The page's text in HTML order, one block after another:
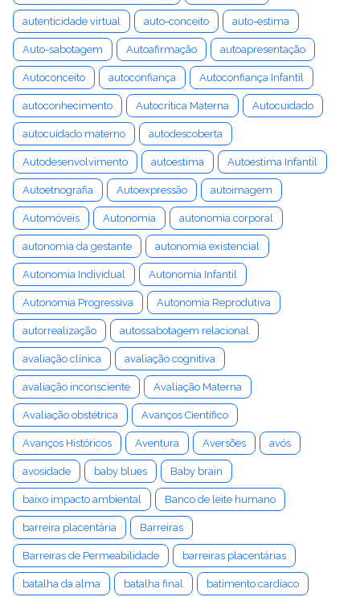
autenticidade virtual auto-conceito auto-estima
Auto-sabotagem Autoafirmação autoapresentação
Autoconceito autoconfiança Autoconfiança Infantil
autoconhecimento Autocrítica Materna Autocuidado
autocuidado materno autodescoberta
Autodesenvolvimento autoestima Autoestima Infantil
Autoetnografia Autoexpressão autoimagem
Automóveis Autonomia autonomia corporal
autonomia da gestante autonomia existencial
Autonomia Individual Autonomia Infantil
Autonomia Progressiva Autonomia Reprodutiva
autorrealização autossabotagem relacional
avaliação clínica avaliação cognitiva
avaliação inconsciente Avaliação Materna
Avaliação obstétrica Avanços Científico
Avanços Históricos Aventura Aversões avós
avosidade baby blues Baby brain
baixo impacto ambiental Banco de leite humano
barreira placentária Barreiras
Barreiras de Permeabilidade barreiras placentárias
batalha da alma batalha final batimento cardíaco